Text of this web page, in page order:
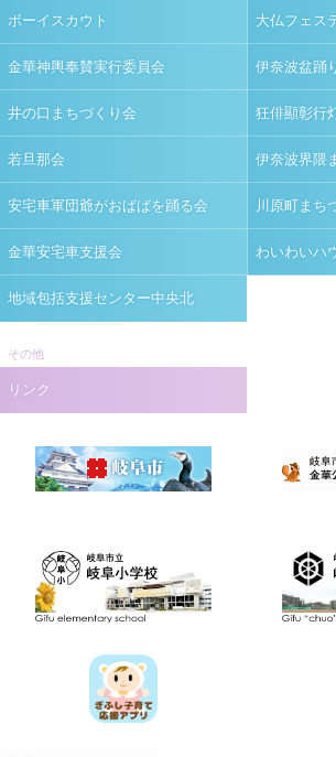
ボーイスカウト 大仏フェス
金華神輿奉賛実行委員会 伊奈波盆踊
井の口まちづくり会 狂俳顯彰行
若旦那会 伊奈波界隈
安宅車軍団爺がおばばを踊る会 川原町まち
金華安宅車支援会 わいわいハ
地域包括支援センター中央北
その他
リンク